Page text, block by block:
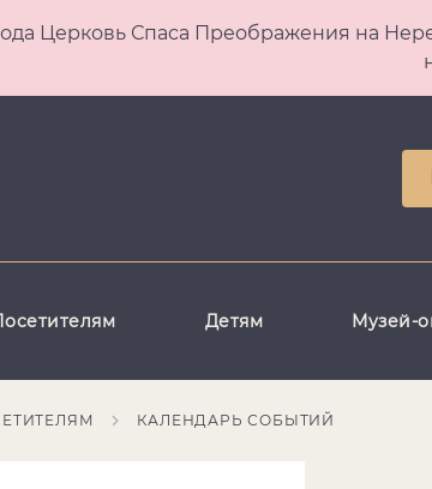
года Церковь Спаса Преображения на
Детям Музей-
КАЛЕНДАРЬ СОБЫТИЙ